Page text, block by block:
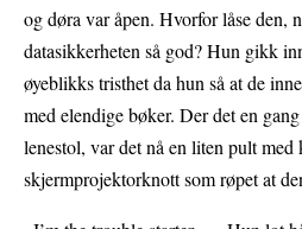
og døra var åpen. Hvorfor låse den,
datasikkerheten så god? Hun gikk
øyeblikks tristhet da hun så at de
med elendige bøker. Der det en
lenestol, var det nå en liten pult med
skjermprojektorknott som røpet at